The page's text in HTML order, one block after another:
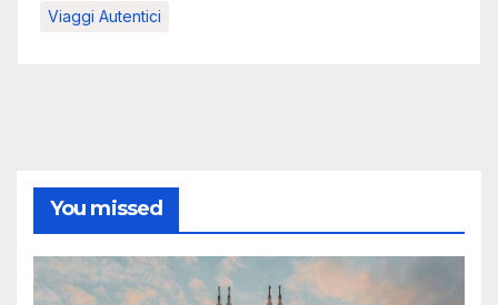
Viaggi Autentici
You missed